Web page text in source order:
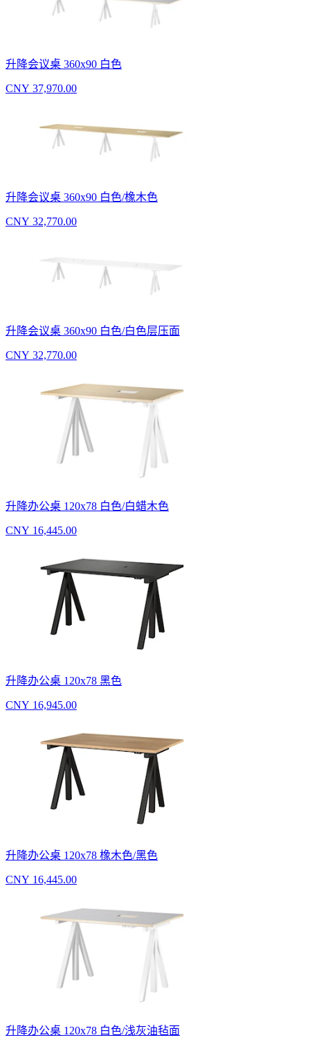
升降会议桌 360x90 白色
CNY 37,970.00
升降会议桌 360x90 白色/橡木色
CNY 32,770.00
升降会议桌 360x90 白色/白色层压面
CNY 32,770.00
升降办公桌 120x78 白色/白蜡木色
CNY 16,445.00
升降办公桌 120x78 黑色
CNY 16,945.00
升降办公桌 120x78 橡木色/黑色
CNY 16,445.00
升降办公桌 120x78 白色/浅灰油毡面